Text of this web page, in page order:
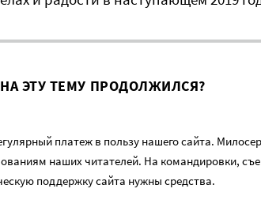
ЭТУ ТЕМУ ПРОДОЛЖИЛСЯ?
платеж в пользу нашего сайта.
наших читателей. На командировки,
поддержку сайта нужны средства.